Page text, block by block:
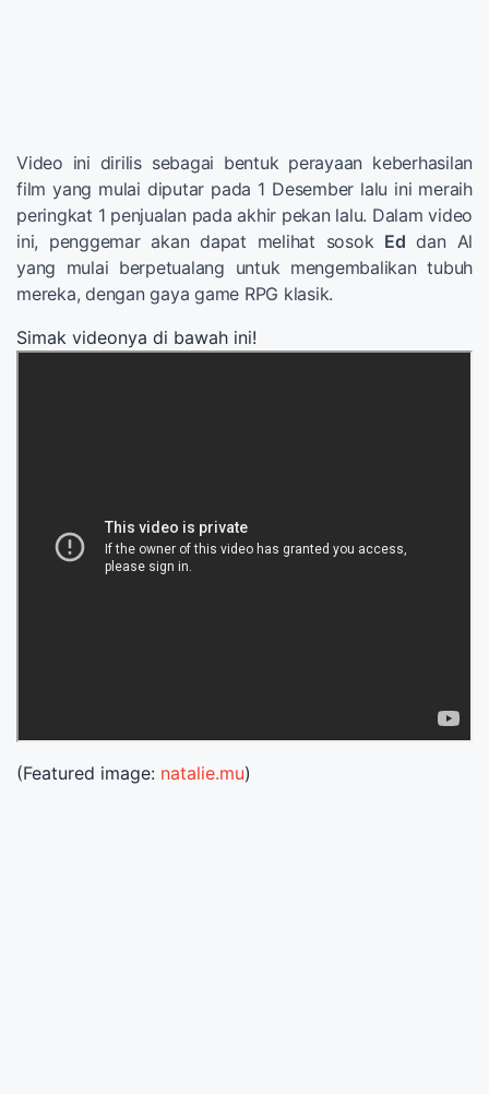
Video ini dirilis sebagai bentuk perayaan keberhasilan
film yang mulai diputar pada 1 Desember lalu ini meraih
peringkat 1 penjualan pada akhir pekan lalu. Dalam video
ini, penggemar akan dapat melihat sosok Ed dan Al
yang mulai berpetualang untuk mengembalikan tubuh
mereka, dengan gaya game RPG klasik.
Simak videonya di bawah ini!
(Featured image: natalie.mu)